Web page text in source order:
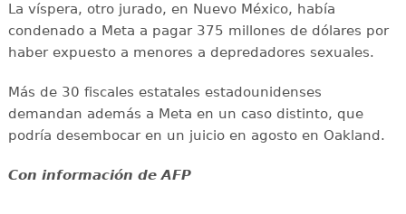
La víspera, otro jurado, en Nuevo México, había
condenado a Meta a pagar 375 millones de dólares por
haber expuesto a menores a depredadores sexuales.
Más de 30 fiscales estatales estadounidenses
demandan además a Meta en un caso distinto, que
podría desembocar en un juicio en agosto en Oakland.
Con información de AFP